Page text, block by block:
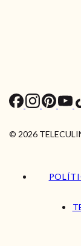
© 2026